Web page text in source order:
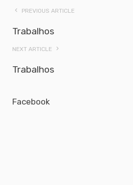
PREVIOUS ARTICLE
Trabalhos
NEXT ARTICLE
Trabalhos
Facebook